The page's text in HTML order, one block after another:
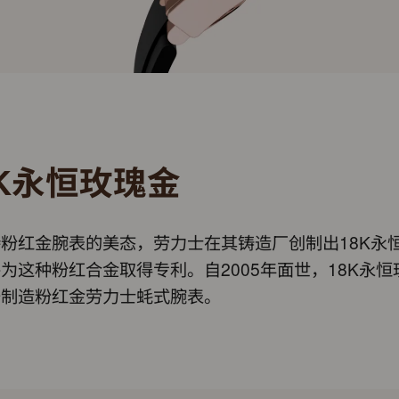
永恒玫瑰金
红金腕表的美态，劳力士在其铸造厂创制出18K永
这种粉红合金取得专利。自2005年面世，18K永恒
造粉红金劳力士蚝式腕表。